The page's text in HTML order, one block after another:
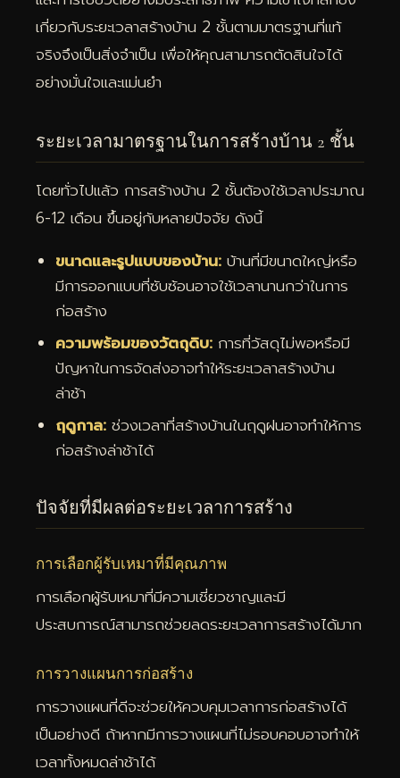
เกี่ยวกับระยะเวลาสร้างบ้าน 2 ชั้นตามมาตรฐานที่แท้
จริงจึงเป็นสิ่งจำเป็น เพื่อให้คุณสามารถตัดสินใจได้
อย่างมั่นใจและแม่นยำ
ระยะเวลามาตรฐานในการสร้างบ้าน 2 ชั้น
โดยทั่วไปแล้ว การสร้างบ้าน 2 ชั้นต้องใช้เวลาประมาณ
6-12 เดือน ขึ้นอยู่กับหลายปัจจัย ดังนี้
ขนาดและรูปแบบของบ้าน: บ้านที่มีขนาดใหญ่หรือ
มีการออกแบบที่ซับซ้อนอาจใช้เวลานานกว่าในการ
ก่อสร้าง
ความพร้อมของวัตถุดิบ: การที่วัสดุไม่พอหรือมี
ปัญหาในการจัดส่งอาจทำให้ระยะเวลาสร้างบ้าน
ล่าช้า
ฤดูกาล: ช่วงเวลาที่สร้างบ้านในฤดูฝนอาจทำให้การ
ก่อสร้างล่าช้าได้
ปัจจัยที่มีผลต่อระยะเวลาการสร้าง
การเลือกผู้รับเหมาที่มีคุณภาพ
การเลือกผู้รับเหมาที่มีความเชี่ยวชาญและมี
ประสบการณ์สามารถช่วยลดระยะเวลาการสร้างได้มาก
การวางแผนการก่อสร้าง
การวางแผนที่ดีจะช่วยให้ควบคุมเวลาการก่อสร้างได้
เป็นอย่างดี ถ้าหากมีการวางแผนที่ไม่รอบคอบอาจทำให้
เวลาทั้งหมดล่าช้าได้